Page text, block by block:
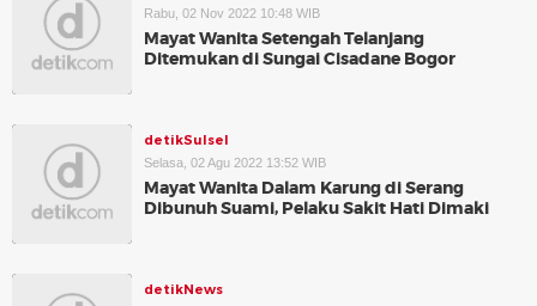
Rabu, 02 Nov 2022 10:48 WIB
Mayat Wanita Setengah Telanjang
Ditemukan di Sungai Cisadane Bogor
detikSulsel
Selasa, 02 Agu 2022 13:52 WIB
Mayat Wanita Dalam Karung di Serang
Dibunuh Suami, Pelaku Sakit Hati Dimaki
detikNews